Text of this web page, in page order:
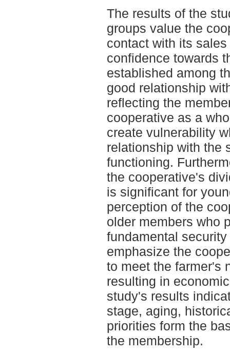
The results of the
groups value the
contact with its
confidence towards
established among
good relationship
reflecting the
cooperative as a
create vulnerability
relationship with the
functioning.
the cooperative's
is significant for
perception of the
older members who
fundamental
emphasize the
to meet the farmer's
resulting in
study's results
stage, aging,
priorities form the
the membership.